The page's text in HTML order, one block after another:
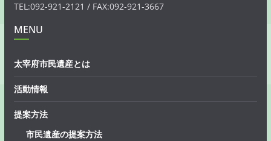
TEL:092-921-2121 / FAX:092-921-3667
MENU
太宰府市民遺産とは
活動情報
提案方法
市民遺産の提案方法